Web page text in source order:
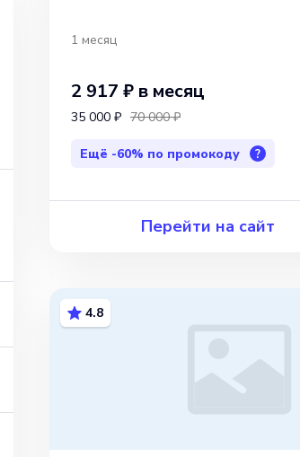
1 месяц
2 917 ₽ в месяц
35 000 ₽ 70 000 ₽
Ещё -60% по промокоду ?
Перейти на сайт
4.8